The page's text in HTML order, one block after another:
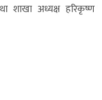
शाखा अध्यक्ष हरिकृष्ण